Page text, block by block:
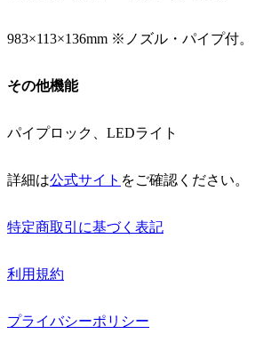
983×113×136mm ※ノズル・パイプ付。
その他機能
パイプロック、LEDライト
詳細は公式サイト をご確認ください。
特定商取引に基づく表記
利用規約
プライバシーポリシー